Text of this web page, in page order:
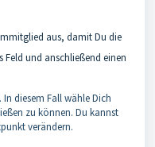
aus, damit Du die
und anschließend einen
diesem Fall wähle Dich
zu können. Du kannst
verändern.